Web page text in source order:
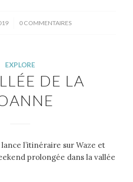
0 COMMENTAIRES
EXPLORE
DE LA
l’itinéraire sur Waze et
prolongée dans la vallée